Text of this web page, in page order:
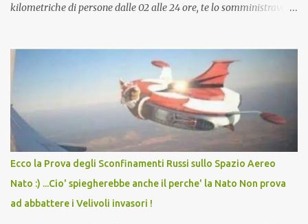
kilometriche di persone dalle 02 alle 24 ore, te lo somministravano
Vaccino come: l' Amaro del Capo, era "spettacolare Ghiacciato, ma
andava bene anche, a Temperatura Ambiente"! Riproponiamo
l'articolo per NON Dimenticare!
Ecco la Prova degli Sconfinamenti Russi sullo Spazio Aereo
Nato :) ...Cio' spiegherebbe anche il perche' la Nato Non prova
ad abbattere i Velivoli invasori !